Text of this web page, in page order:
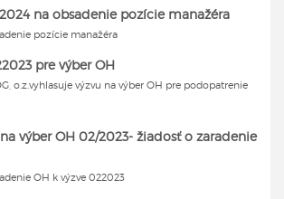
na obsadenie pozície manažéra
pozície manažéra
pre výber OH
o.z.vyhlasuje výzvu na výber OH pre podopatrenie
výber OH 02/2023- žiadosť o zaradenie
OH k výzve 022023